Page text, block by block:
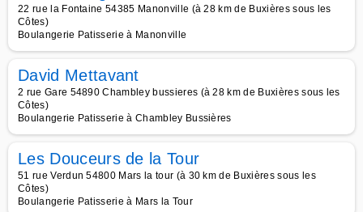
22 rue la Fontaine 54385 Manonville (à 28 km de Buxières sous les
Côtes)
Boulangerie Patisserie à Manonville
David Mettavant
2 rue Gare 54890 Chambley bussieres (à 28 km de Buxières sous les
Côtes)
Boulangerie Patisserie à Chambley Bussières
Les Douceurs de la Tour
51 rue Verdun 54800 Mars la tour (à 30 km de Buxières sous les
Côtes)
Boulangerie Patisserie à Mars la Tour